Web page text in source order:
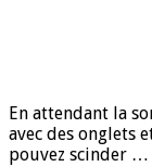
En attendant la
avec des onglets
pouvez scinder …